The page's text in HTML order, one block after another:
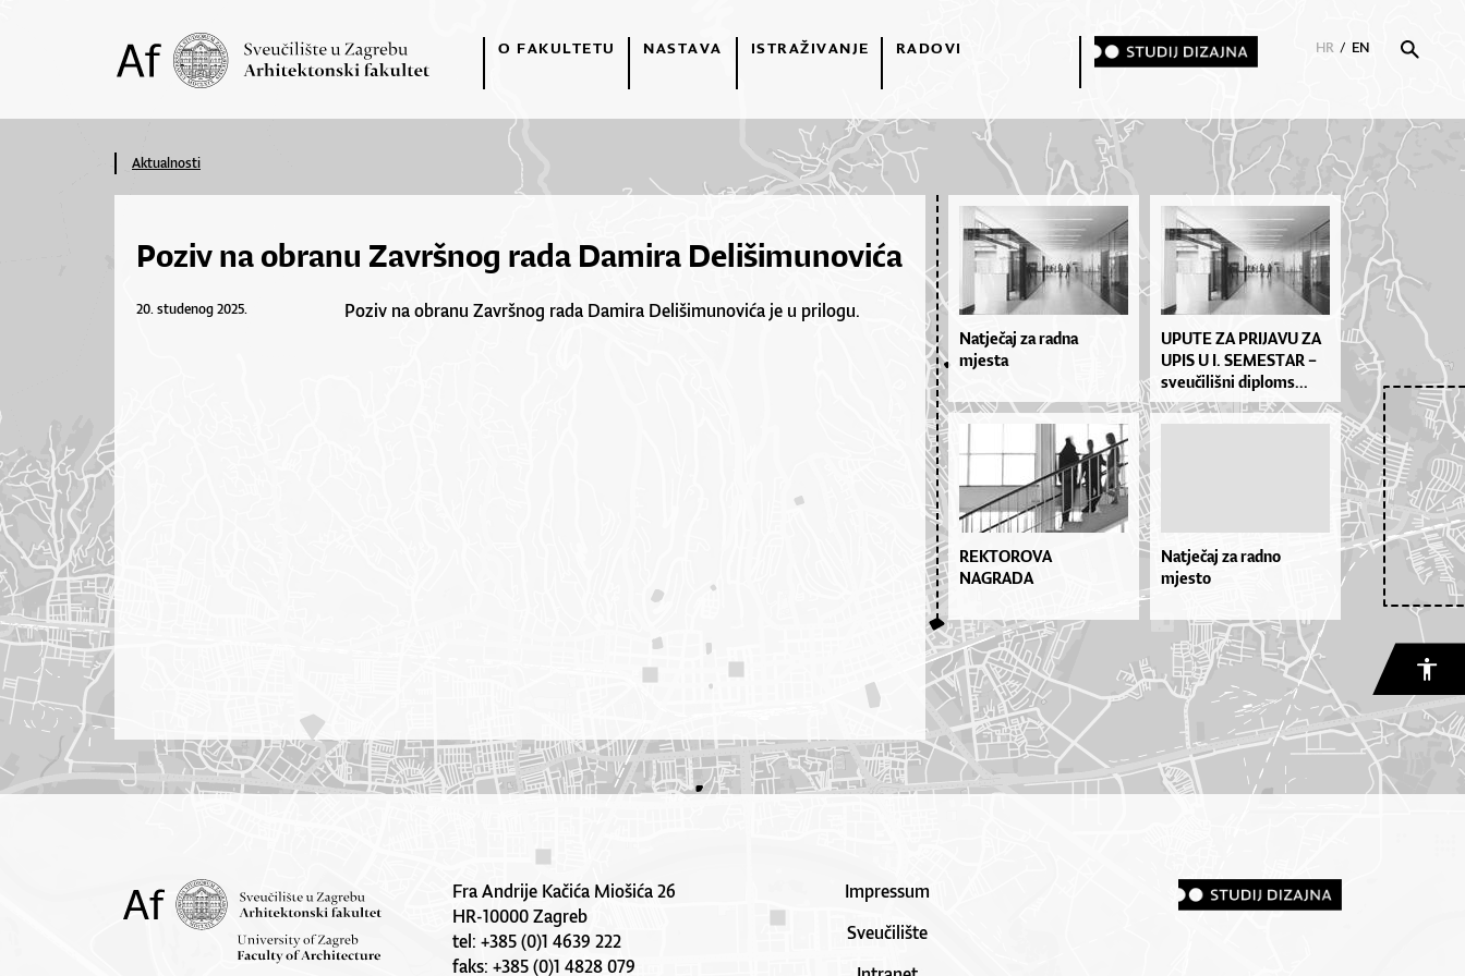
O FAKULTETU NASTAVA ISTRAŽIVANJE RADOVI HR / EN
Aktualnosti
Poziv na obranu Završnog rada Damira Delišimunovića
20. studenog 2025. Poziv na obranu Završnog rada Damira Delišimunovića je u prilogu.
Natječaj za radna
mjesta
UPU­TE ZA PRI­JA­VU ZA
UPIS U I. SE­MES­TAR –
sve­u­či­liš­ni di­plo­ms...
REKTOROVA
NAGRADA
Natječaj za radno
mjesto
Fra Andrije Kačića Miošića 26
HR-10000 Zagreb
tel: +385 (0)1 4639 222
faks: +385 (0)1 4828 079
Impressum
Sveučilište